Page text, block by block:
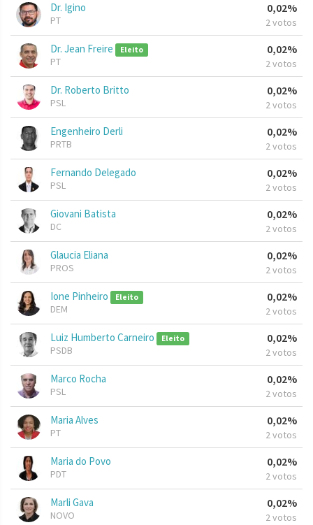
Dr. Igino
PT
0,02%
2 votos
Dr. Jean Freire Eleito
PT
0,02%
2 votos
Dr. Roberto Britto
PSL
0,02%
2 votos
Engenheiro Derli
PRTB
0,02%
2 votos
Fernando Delegado
PSL
0,02%
2 votos
Giovani Batista
DC
0,02%
2 votos
Glaucia Eliana
PROS
0,02%
2 votos
Ione Pinheiro Eleito
DEM
0,02%
2 votos
Luiz Humberto Carneiro Eleito
PSDB
0,02%
2 votos
Marco Rocha
PSL
0,02%
2 votos
Maria Alves
PT
0,02%
2 votos
Maria do Povo
PDT
0,02%
2 votos
Marli Gava
NOVO
0,02%
2 votos